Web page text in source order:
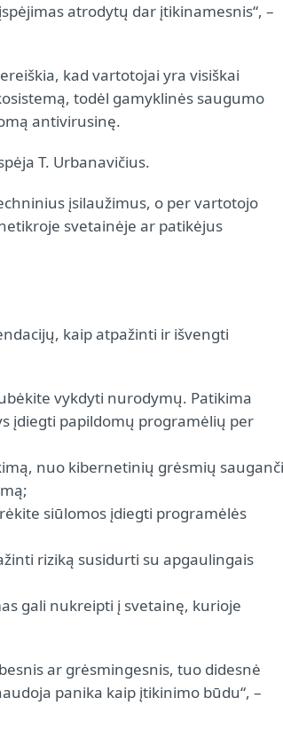
atrodytų dar įtikinamesnis“, –
kad vartotojai yra visiškai
todėl gamyklinės saugumo
antivirusinę.
T. Urbanavičius.
įsilaužimus, o per vartotojo
svetainėje ar patikėjus
kaip atpažinti ir išvengti
vykdyti nurodymų. Patikima
įdiegti papildomų programėlių per
nuo kibernetinių grėsmių
siūlomos įdiegti programėlės
riziką susidurti su apgaulingais
gali nukreipti į svetainę, kurioje
ar grėsmingesnis, tuo didesnė
panika kaip įtikinimo būdu“, –